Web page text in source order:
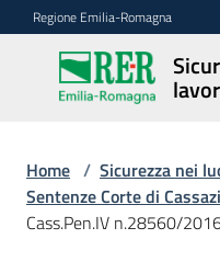
Vai al contenuto
Vai alla navigazione
Vai al footer
Regione Emilia-Romagna
Sicurezza
nei
lavoro
Home / Sicurezza nei
Sentenze Corte di
Cass.Pen.IV n.28560/